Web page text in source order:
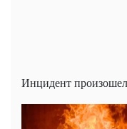
Инцидент